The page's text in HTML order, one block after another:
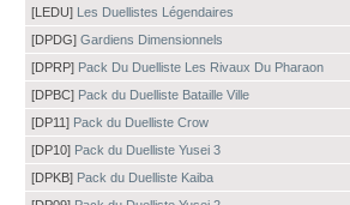
[LEDU] Les Duellistes Légendaires
[DPDG] Gardiens Dimensionnels
[DPRP] Pack Du Duelliste Les Rivaux Du Pharaon
[DPBC] Pack du Duelliste Bataille Ville
[DP11] Pack du Duelliste Crow
[DP10] Pack du Duelliste Yusei 3
[DPKB] Pack du Duelliste Kaiba